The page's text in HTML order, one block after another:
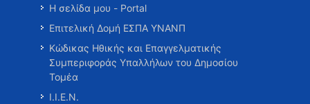
Η σελίδα μου - Portal
Επιτελική Δομή ΕΣΠΑ ΥΝΑΝΠ
Κώδικας Ηθικής και Επαγγελματικής
Συμπεριφοράς Υπαλλήλων του Δημοσίου
Τομέα
Ι.Ι.Ε.Ν.